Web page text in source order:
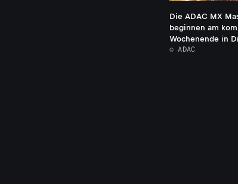
Die ADAC MX
beginnen am
Wochenende in
© ADAC